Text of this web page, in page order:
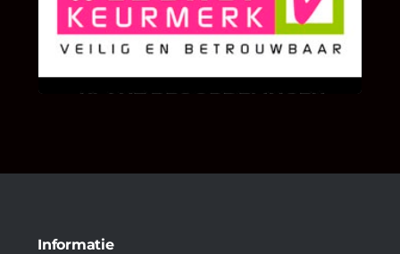
We zijn er zeer op gesteld om te weten wat u
als klant van ons en onze diensten vindt.
Informatie